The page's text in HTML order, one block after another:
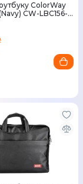
ColorWay
CW-LBC156-